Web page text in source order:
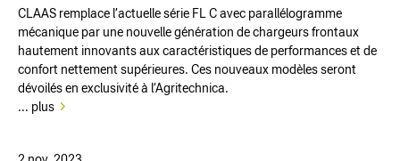
CLAAS remplace l’actuelle série FL C avec parallélogramme
mécanique par une nouvelle génération de chargeurs frontaux
hautement innovants aux caractéristiques de performances et de
confort nettement supérieures. Ces nouveaux modèles seront
dévoilés en exclusivité à l’Agritechnica.
... plus